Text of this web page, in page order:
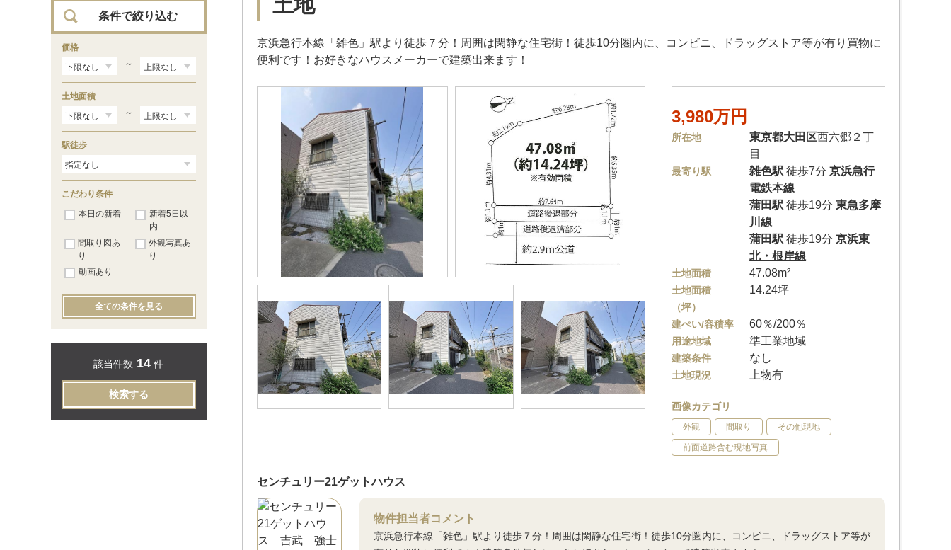
土地
京浜急行本線「雑色」駅より徒歩７分！周囲は閑静な住宅街！徒歩10分圏内に、コンビニ、ドラッグストア等が有り買物に
便利です！お好きなハウスメーカーで建築出来ます！
3,980万円
所在地 東京都大田区西六郷２丁
目
最寄り駅 雑色駅 徒歩7分京浜急行
電鉄本線
蒲田駅 徒歩19分東急多摩
川線
蒲田駅 徒歩19分京浜東
北・根岸線
土地面積 47.08m²
土地面積
（坪）
14.24坪
建ぺい/容積率 60％/200％
用途地域 準工業地域
建築条件 なし
土地現況 上物有
画像カテゴリ
外観 間取り その他現地
前面道路含む現地写真
センチュリー21ゲットハウス
物件担当者コメント
京浜急行本線「雑色」駅より徒歩７分！周囲は閑静な住宅街！徒歩10分圏内に、コンビニ、ドラッグストア等が
条件で絞り込む
価格
～
土地面積
～
駅徒歩
こだわり条件
本日の新着
新着5日以
内
間取り図あ
り
外観写真あ
り
動画あり
全ての条件を見る
該当件数 14 件
検索する